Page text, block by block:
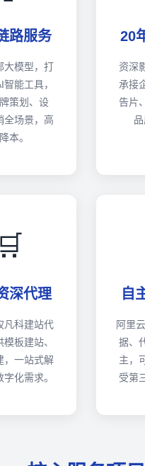
路服务
大模型，打
能工具，
策划、设
全场景，高
本。
20
资深
承接
告片
🛒
深代理
凡科建站代
板建站、
，一站式解
化需求。
自
阿里
据、
主，
受第